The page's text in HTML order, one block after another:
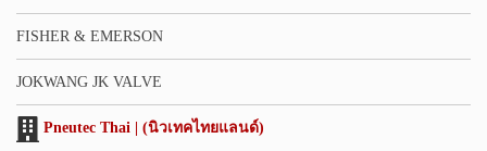
FISHER & EMERSON
JOKWANG JK VALVE
Pneutec Thai | (นิวเทคไทยแลนด์)